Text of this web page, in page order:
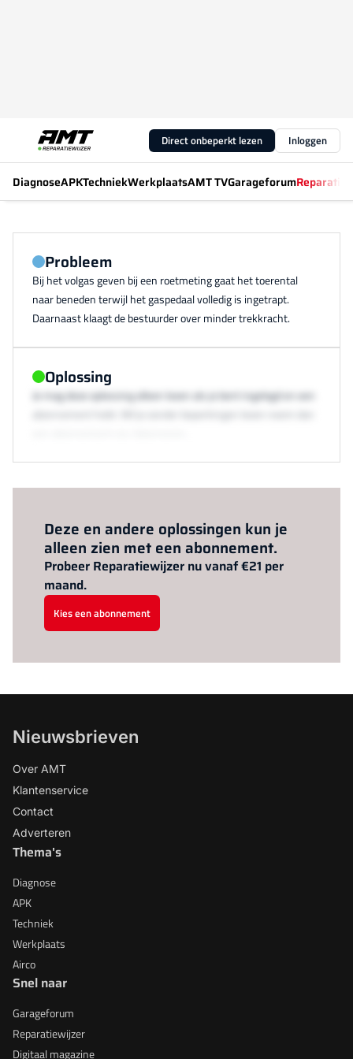
Direct onbeperkt lezen Inloggen
DiagnoseAPKTechniekWerkplaatsAMT TVGarageforum
Probleem
Bij het volgas geven bij een roetmeting gaat het toerental
naar beneden terwijl het gaspedaal volledig is ingetrapt.
Daarnaast klaagt de bestuurder over minder trekkracht.
Oplossing
Je mag deze oplossing alleen lezen als je bent ingelogd en een
Deze en andere oplossingen kun je
alleen zien met een abonnement.
Probeer Reparatiewijzer nu vanaf €21 per
maand.
Kies een abonnement
Nieuwsbrieven
Over AMT
Klantenservice
Contact
Adverteren
Thema's
Diagnose
APK
Techniek
Werkplaats
Airco
Snel naar
Garageforum
Reparatiewijzer
Digitaal magazine